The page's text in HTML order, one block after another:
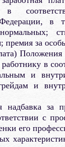
в
Федерации,
премия за
Положения
работнику в
и
и
за
с
его